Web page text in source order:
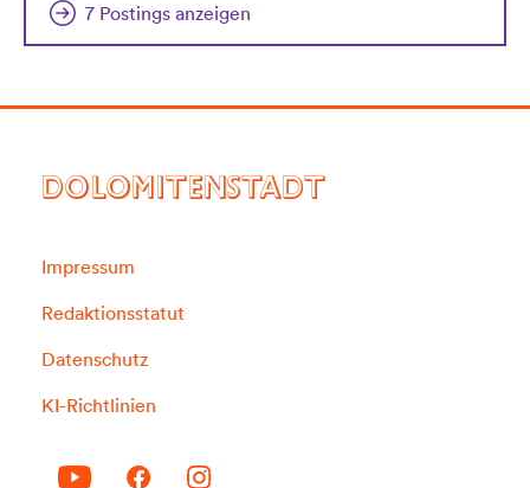
7 Postings anzeigen
DOLOMITENSTADT
Impressum
Redaktionsstatut
Datenschutz
KI-Richtlinien